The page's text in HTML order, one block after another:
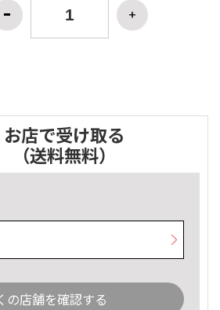
お店で受け取る
（送料無料）
の店舗を確認する